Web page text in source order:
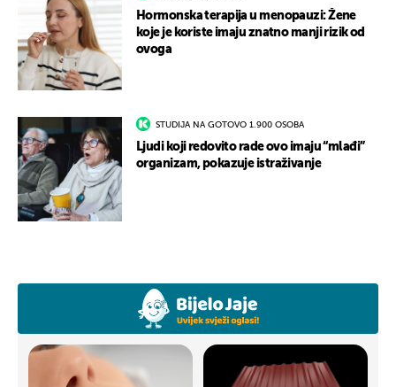
Hormonska terapija u menopauzi: Žene
koje je koriste imaju znatno manji rizik od
ovoga
STUDIJA NA GOTOVO 1.900 OSOBA
Ljudi koji redovito rade ovo imaju “mlađi”
organizam, pokazuje istraživanje